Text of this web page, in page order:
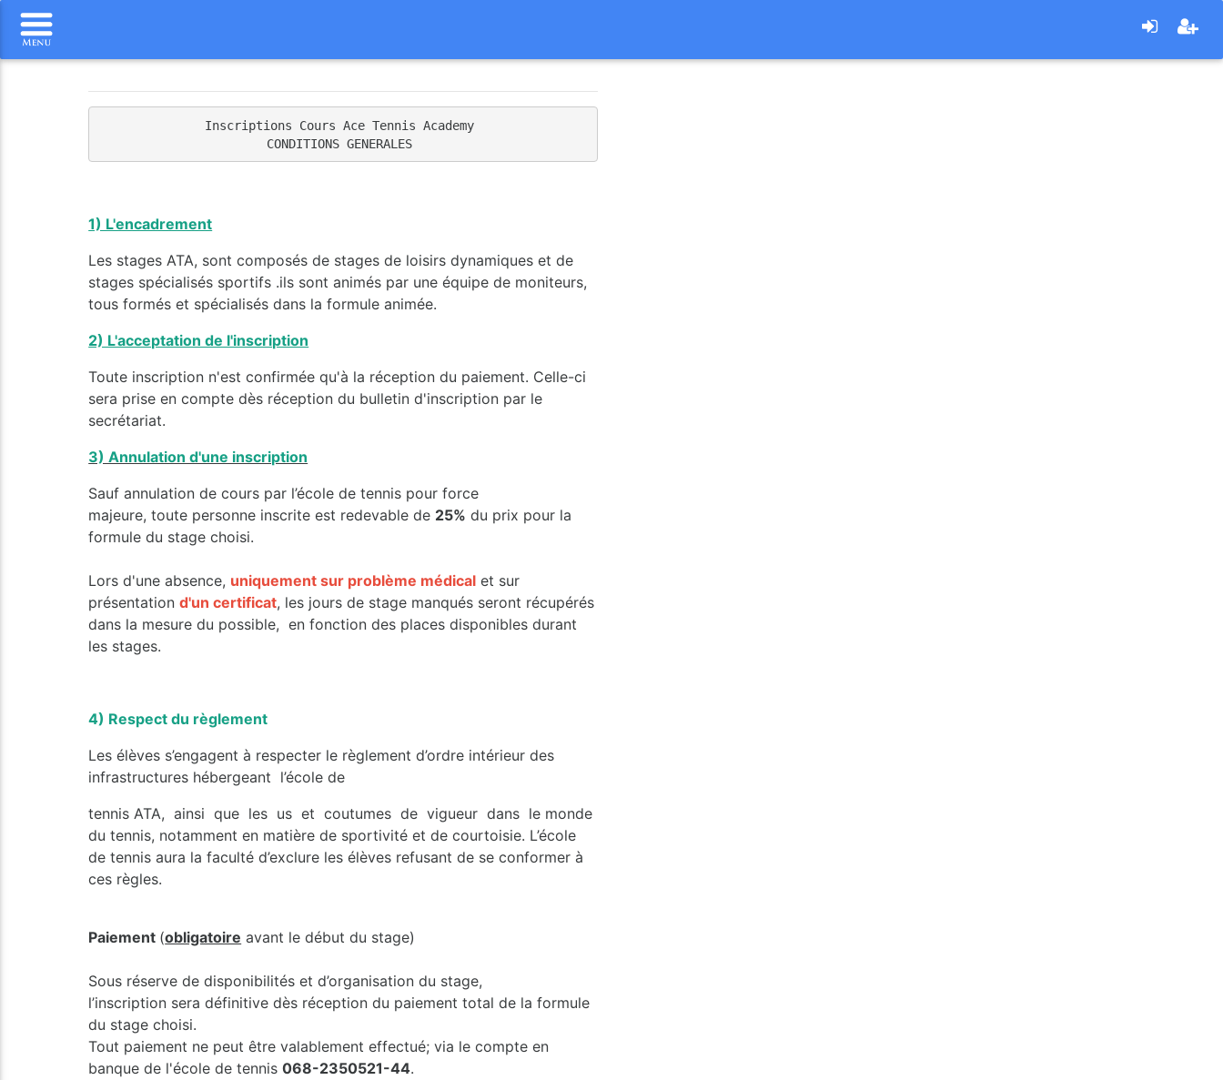
Inscriptions Cours Ace Tennis Academy
CONDITIONS GENERALES
1) L'encadrement
Les stages ATA, sont composés de stages de loisirs dynamiques et de
stages spécialisés sportifs .ils sont animés par une équipe de moniteurs,
tous formés et spécialisés dans la formule animée.
2) L'acceptation de l'inscription
Toute inscription n'est confirmée qu'à la réception du paiement. Celle-ci
sera prise en compte dès réception du bulletin d'inscription par le
secrétariat.
3) Annulation d'une inscription
Sauf annulation de cours par l’école de tennis pour force
majeure, toute personne inscrite est redevable de 25% du prix pour la
formule du stage choisi.
Lors d'une absence, uniquement sur problème médical et sur
présentationd'un certificat, les jours de stage manqués seront récupérés
dans la mesure du possible, en fonction des places disponibles durant
les stages.
4) Respect du règlement
Les élèves s’engagent à respecter le règlement d’ordre intérieur des
infrastructures hébergeant l’école de
tennis ATA, ainsi que les us et coutumes de vigueur dans le monde
du tennis, notamment en matière de sportivité et de courtoisie. L’école
de tennis aura la faculté d’exclure les élèves refusant de se conformer à
ces règles.
Paiement (obligatoire avant le début du stage)
Sous réserve de disponibilités et d’organisation du stage,
l’inscription sera définitive dès réception du paiement total de la formule
du stage choisi.
Tout paiement ne peut être valablement effectué; via le compte en
banque de l'école de tennis068-2350521-44.